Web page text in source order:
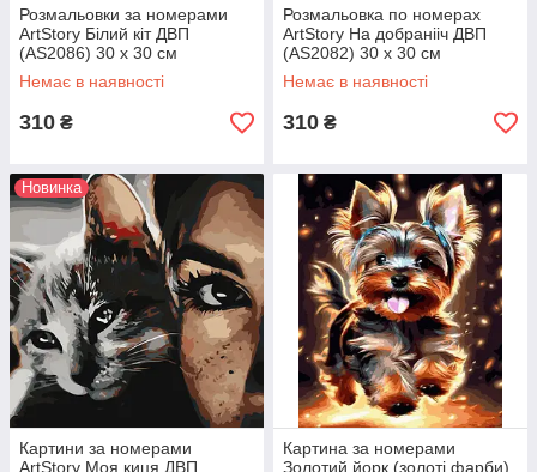
Розмальовки за номерами
ArtStory Білий кіт ДВП
(AS2086) 30 х 30 см
Немає в наявності
310 ₴
Розмальовка по номерах
ArtStory На добранііч ДВП
(AS2082) 30 х 30 см
Немає в наявності
310 ₴
Новинка
Картини за номерами
ArtStory Моя киця ДВП
Картина за номерами
Золотий йорк (золоті фарби)